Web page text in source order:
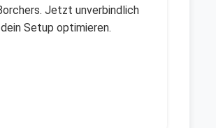
Jetzt unverbindlich
Setup optimieren.